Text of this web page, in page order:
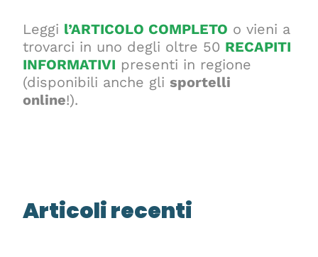
Leggi l’ARTICOLO COMPLETO o vieni a
trovarci in uno degli oltre 50 RECAPITI
INFORMATIVI presenti in regione
(disponibili anche glisportelli
online!).
Articoli recenti